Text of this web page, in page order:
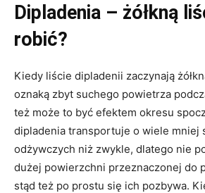
Dipladenia – żółkną
robić?
Kiedy liście dipladenii zaczynają
oznaką zbyt suchego powietrza
też może to być efektem okresu
dipladenia transportuje o wiele mniej
odżywczych niż zwykle, dlatego nie
dużej powierzchni przeznaczonej do
stąd też po prostu się ich pozbywa.